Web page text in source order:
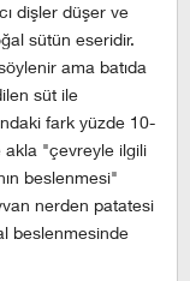
dişler düşer ve
sütün eseridir.
ama batıda
süt ile
fark yüzde 10-
akla "çevreyle ilgili
beslenmesi"
nerden patatesi
beslenmesinde